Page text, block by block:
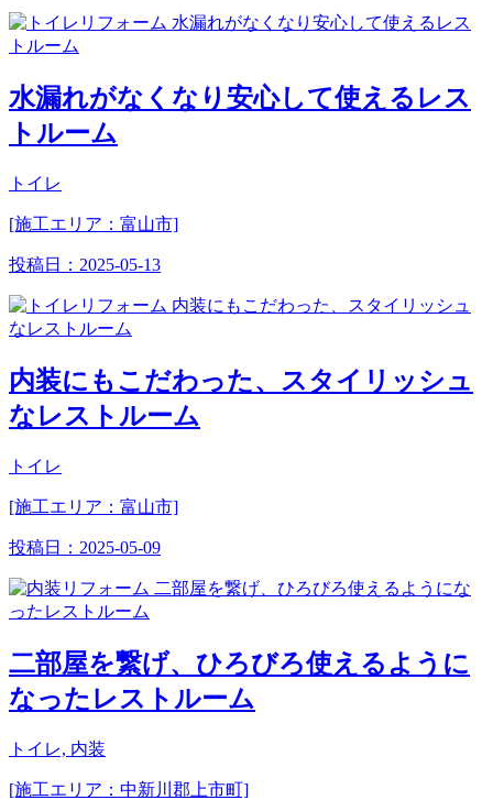
水漏れがなくなり安心して使えるレス
トルーム
トイレ
[施工エリア：富山市]
投稿日： 2025-05-13
内装にもこだわった、スタイリッシュ
なレストルーム
トイレ
[施工エリア：富山市]
投稿日： 2025-05-09
二部屋を繋げ、ひろびろ使えるように
なったレストルーム
トイレ, 内装
[施工エリア：中新川郡上市町]